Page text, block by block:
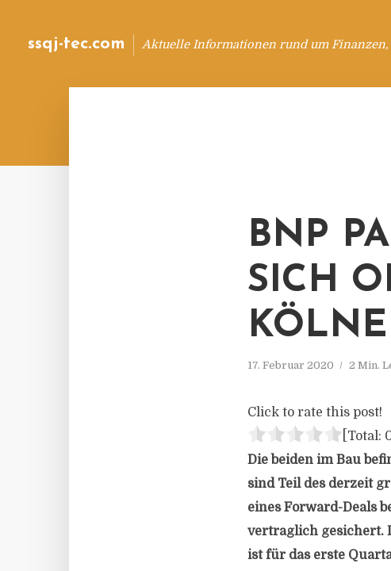
ssqj-tec.com Aktuelle Informationen rund um
BNP
SICH
17. Februar 2020 2 Min.
Click to rate this post!
[Total:
Die beiden im Bau
sind Teil des derzeit
eines Forward-Deals
vertraglich gesichert.
ist für das erste